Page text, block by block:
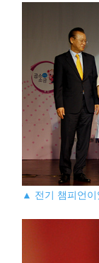
▲ 전기 챔피언이